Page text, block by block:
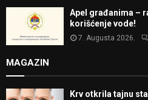
Apel građanima –
korišćenje vode!
7. Augusta 2026.
MAGAZIN
Krv otkrila tajnu